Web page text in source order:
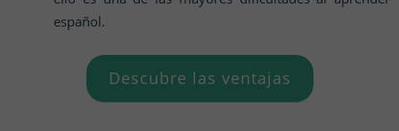
español.
Descubre las ventajas